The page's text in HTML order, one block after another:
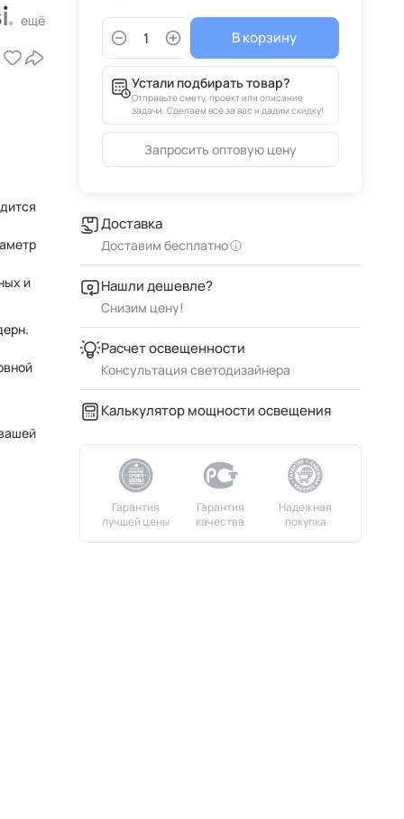
и
В корзину
Устали подбирать товар?
Отправьте смету, проект или описание
задачи. Сделаем всё за вас и дадим скидку!
Запросить оптовую цену
Доставка
Доставим бесплатно
Нашли дешевле?
Снизим цену!
Расчет освещенности
Консультация светодизайнера
Калькулятор мощности освещения